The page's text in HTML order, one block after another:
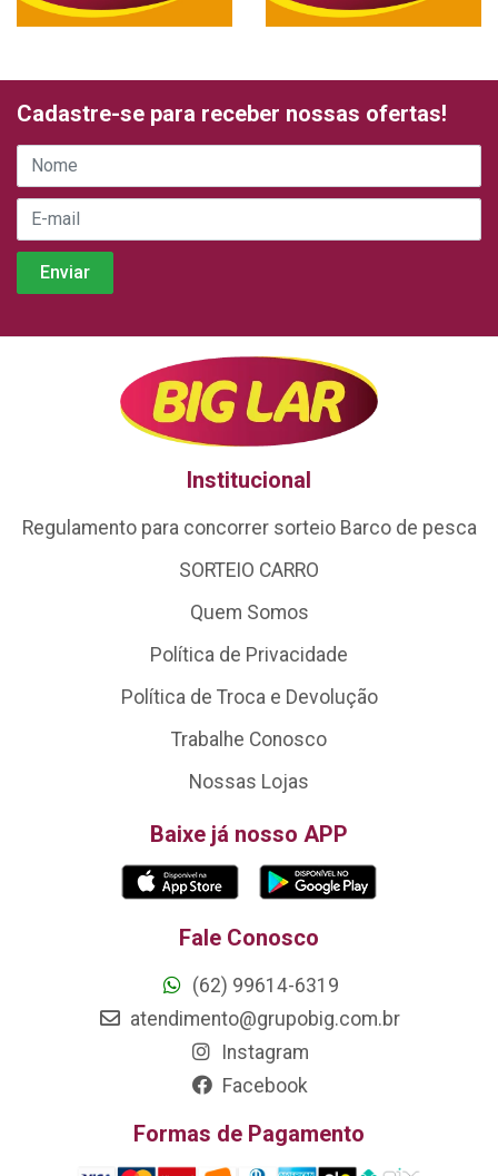
Cadastre-se para receber nossas ofertas!
Institucional
Regulamento para concorrer sorteio Barco de pesca
SORTEIO CARRO
Quem Somos
Política de Privacidade
Política de Troca e Devolução
Trabalhe Conosco
Nossas Lojas
Baixe já nosso APP
Fale Conosco
(62) 99614-6319
atendimento@grupobig.com.br
Instagram
Facebook
Formas de Pagamento